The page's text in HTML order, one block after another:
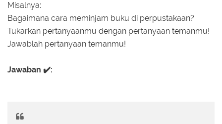
Misalnya:
Bagaimana cara meminjam buku di perpustakaan?
Tukarkan pertanyaanmu dengan pertanyaan temanmu!
Jawablah pertanyaan temanmu!
Jawaban ✔️: